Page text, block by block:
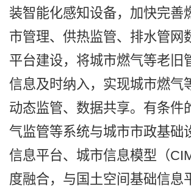
装智能化感知设备，加快完善
市管理、供热监管、排水管网
平台建设，将城市燃气等老旧
信息及时纳入，实现城市燃气
动态监管、数据共享。有条件
气监管等系统与城市市政基础
信息平台、城市信息模型（
度融合，与国土空间基础信息